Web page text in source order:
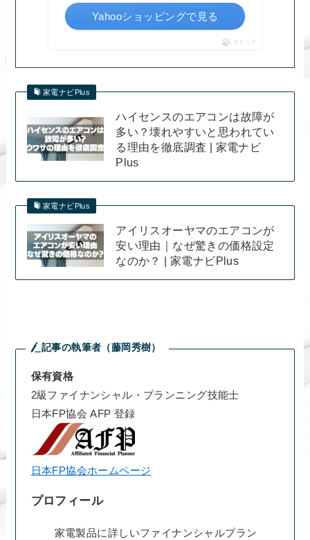
Yahooショッピングで見る
ポチップ
家電ナビPlus
ハイセンスのエアコンは故障が
多い？壊れやすいと思われてい
る理由を徹底調査 | 家電ナビ
Plus
家電ナビPlus
アイリスオーヤマのエアコンが
安い理由｜なぜ驚きの価格設定
なのか？ | 家電ナビPlus
記事の執筆者（藤岡秀樹）
保有資格
2級ファイナンシャル・プランニング技能士
日本FP協会 AFP 登録
日本FP協会ホームページ
プロフィール
家電製品に詳しいファイナンシャルプラン